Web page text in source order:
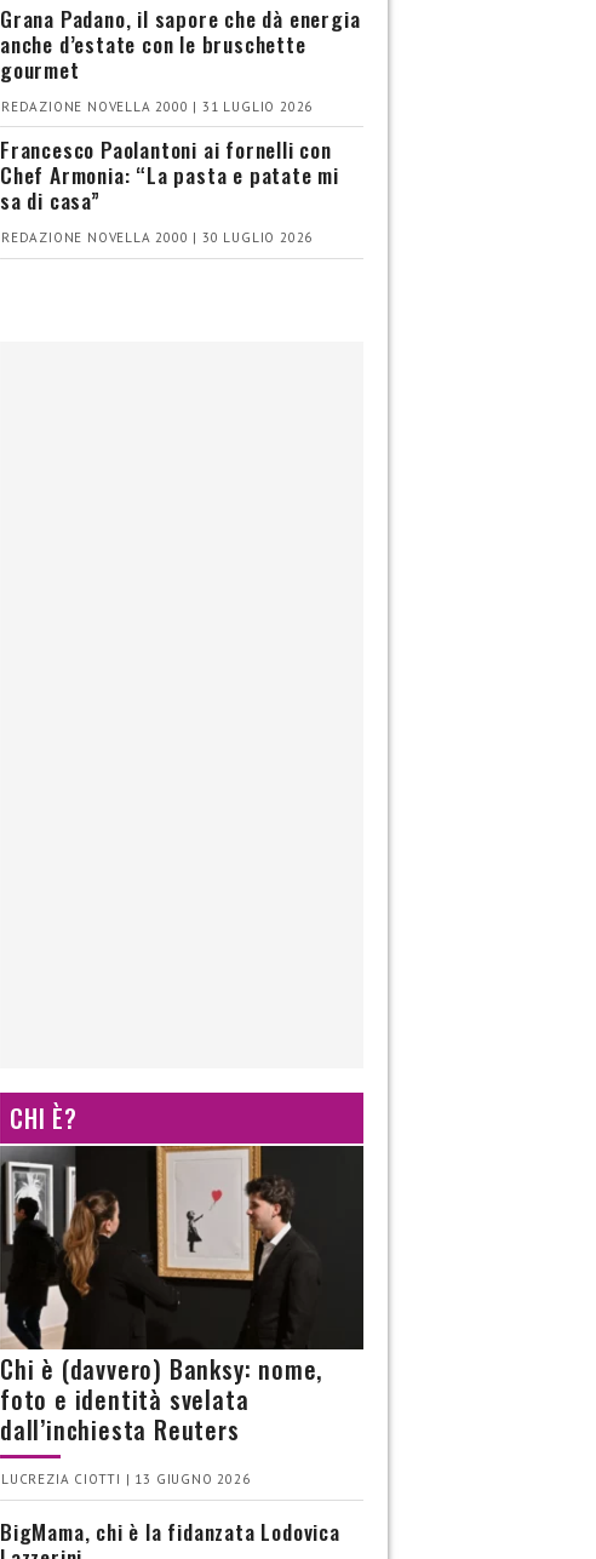
Grana Padano, il sapore che dà energia
anche d’estate con le bruschette
gourmet
REDAZIONE NOVELLA 2000 | 31 LUGLIO 2026
Francesco Paolantoni ai fornelli con
Chef Armonia: “La pasta e patate mi
sa di casa”
REDAZIONE NOVELLA 2000 | 30 LUGLIO 2026
CHI È?
Chi è (davvero) Banksy: nome,
foto e identità svelata
dall’inchiesta Reuters
LUCREZIA CIOTTI | 13 GIUGNO 2026
BigMama, chi è la fidanzata Lodovica